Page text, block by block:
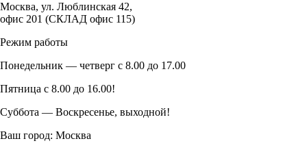
Москва, ул. Люблинская 42,
офис 201 (СКЛАД офис 115)
Режим работы
Понедельник — четверг с 8.00 до 17.00
Пятница с 8.00 до 16.00!
Суббота — Воскресенье, выходной!
Ваш город: Москва